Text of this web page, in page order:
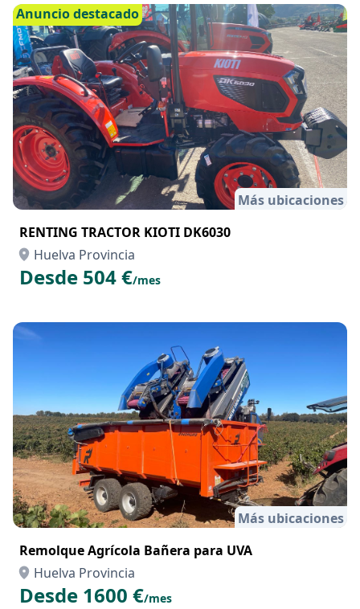
Anuncio destacado
Más ubicaciones
RENTING TRACTOR KIOTI DK6030
Huelva Provincia
Desde 504 €/mes
Más ubicaciones
Remolque Agrícola Bañera para UVA
Huelva Provincia
Desde 1600 €/mes